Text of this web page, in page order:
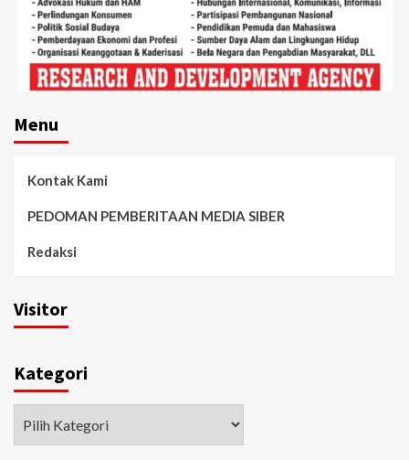
Menu
Kontak Kami
PEDOMAN PEMBERITAAN MEDIA SIBER
Redaksi
Visitor
Kategori